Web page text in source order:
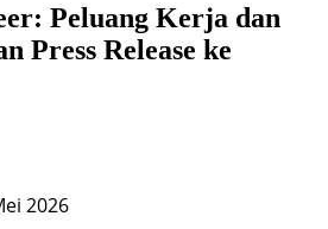
Peluang Kerja dan
Press Release ke
2026